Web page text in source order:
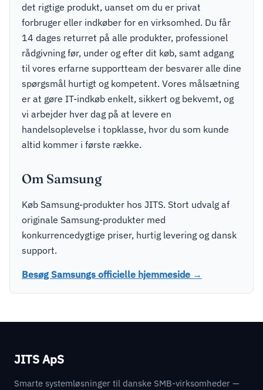
det rigtige produkt, uanset om du er privat
forbruger eller indkøber for en virksomhed. Du får
14 dages returret på alle produkter, professionel
rådgivning før, under og efter dit køb, samt adgang
til vores erfarne supportteam der besvarer alle dine
spørgsmål hurtigt og kompetent. Vores målsætning
er at gøre IT-indkøb enkelt, sikkert og bekvemt, og
vi arbejder hver dag på at levere en
handelsoplevelse i topklasse, hvor du som kunde
altid kommer i første række.
Om Samsung
Køb Samsung-produkter hos JITS. Stort udvalg af
originale Samsung-produkter med
konkurrencedygtige priser, hurtig levering og dansk
support.
Besøg Samsungs officielle hjemmeside →
JITS ApS
Smarte systemløsninger til danske SMB-virksomheder —